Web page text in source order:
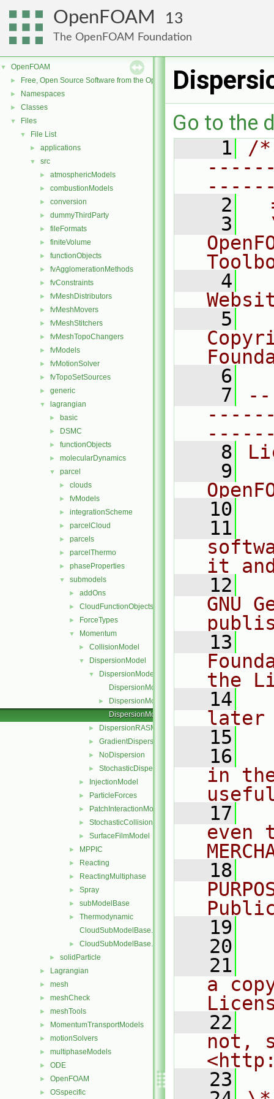
OpenFOAM 13
The OpenFOAM Foundation
▼ OpenFOAM
► Free, Open Source Software from the OpenFOAM Foundation
► Namespaces
► Classes
▼ Files
▼ File List
► applications
▼ src
► atmosphericModels
► combustionModels
► conversion
► dummyThirdParty
► fileFormats
► finiteVolume
► functionObjects
► fvAgglomerationMethods
► fvConstraints
► fvMeshDistributors
► fvMeshMovers
► fvMeshStitchers
► fvMeshTopoChangers
► fvModels
► fvMotionSolver
► fvTopoSetSources
► generic
▼ lagrangian
► basic
► DSMC
► functionObjects
► molecularDynamics
▼ parcel
► clouds
► fvModels
► integrationScheme
► parcelCloud
► parcels
► parcelThermo
► phaseProperties
▼ submodels
► addOns
► CloudFunctionObjects
► ForceTypes
▼ Momentum
► CollisionModel
▼ DispersionModel
▼
DispersionModel
DispersionModel.C
►
DispersionModel.H
DispersionModelNew.C
► DispersionRASModel
► GradientDispersionRAS
► NoDispersion
► StochasticDispersionRAS
► InjectionModel
► ParticleForces
► PatchInteractionModel
► StochasticCollision
► SurfaceFilmModel
► MPPIC
► Reacting
► ReactingMultiphase
► Spray
► subModelBase
►
Thermodynamic
CloudSubModelBase.C
► CloudSubModelBase.H
► solidParticle
► Lagrangian
► mesh
► meshCheck
► meshTools
► MomentumTransportModels
► motionSolvers
► multiphaseModels
► ODE
► OpenFOAM
► OSspecific
Go to the
    1
/
    2
    3
    4
    5
    6
    7
    8
    9
   10
   11
it
   12
GNU
   13
the
   14
later
   15
   16
in
   17
even
   18
   19
   20
   21
a
   22
not,
   23